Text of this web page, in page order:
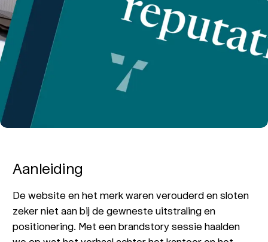
Aanleiding
De website en het merk waren verouderd en sloten
zeker niet aan bij de gewneste uitstraling en
positionering. Met een brandstory sessie haalden